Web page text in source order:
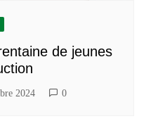
de jeunes
2024 0